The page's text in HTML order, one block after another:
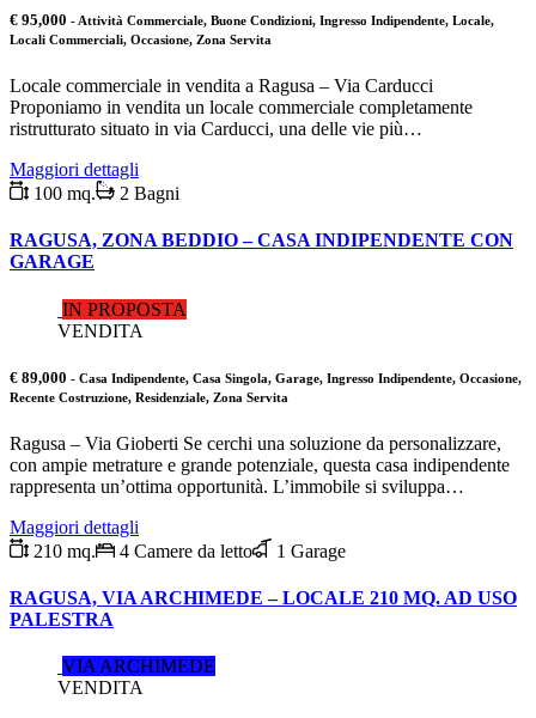
€ 95,000 - Attività Commerciale, Buone Condizioni, Ingresso Indipendente, Locale,
Locali Commerciali, Occasione, Zona Servita
Locale commerciale in vendita a Ragusa – Via Carducci
Proponiamo in vendita un locale commerciale completamente
ristrutturato situato in via Carducci, una delle vie più…
Maggiori dettagli
100 mq.
2 Bagni
RAGUSA, ZONA BEDDIO – CASA INDIPENDENTE CON
GARAGE
IN PROPOSTA
VENDITA
€ 89,000 - Casa Indipendente, Casa Singola, Garage, Ingresso Indipendente, Occasione,
Recente Costruzione, Residenziale, Zona Servita
Ragusa – Via Gioberti Se cerchi una soluzione da personalizzare,
con ampie metrature e grande potenziale, questa casa indipendente
rappresenta un’ottima opportunità. L’immobile si sviluppa…
Maggiori dettagli
210 mq.
4 Camere da letto 1 Garage
RAGUSA, VIA ARCHIMEDE – LOCALE 210 MQ. AD USO
PALESTRA
VIA ARCHIMEDE
VENDITA